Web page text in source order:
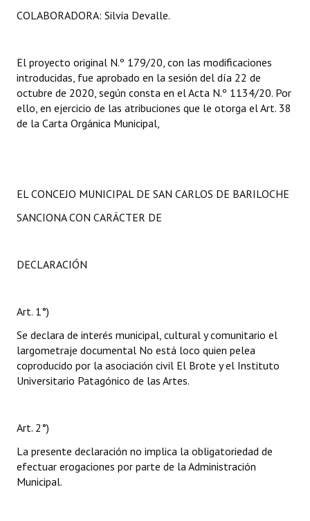
COLABORADORA: Silvia Devalle.
El proyecto original N.º 179/20, con las modificaciones
introducidas, fue aprobado en la sesión del día 22 de
octubre de 2020, según consta en el Acta N.º 1134/20. Por
ello, en ejercicio de las atribuciones que le otorga el Art. 38
de la Carta Orgánica Municipal,
EL CONCEJO MUNICIPAL DE SAN CARLOS DE BARILOCHE
SANCIONA CON CARÁCTER DE
DECLARACIÓN
Art. 1°)
Se declara de interés municipal, cultural y comunitario el
largometraje documental No está loco quien pelea
coproducido por la asociación civil El Brote y el Instituto
Universitario Patagónico de las Artes.
Art. 2°)
La presente declaración no implica la obligatoriedad de
efectuar erogaciones por parte de la Administración
Municipal.